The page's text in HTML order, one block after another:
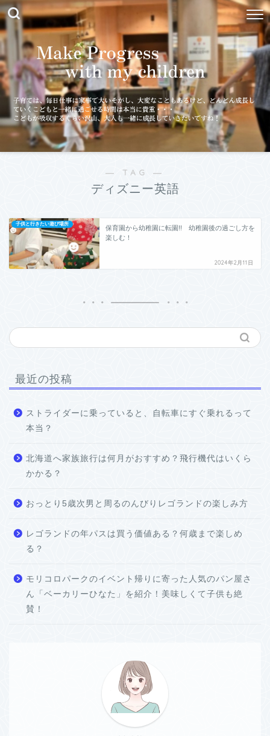
― TAG ―
ディズニー英語
子供と行きたい遊び場所
保育園から幼稚園に転園!! 幼稚園後の過ごし方を
楽しむ！
2024年2月11日
最近の投稿
ストライダーに乗っていると、自転車にすぐ乗れるって
本当？
北海道へ家族旅行は何月がおすすめ？飛行機代はいくら
かかる？
おっとり5歳次男と周るのんびりレゴランドの楽しみ方
レゴランドの年パスは買う価値ある？何歳まで楽しめ
る？
モリコロパークのイベント帰りに寄った人気のパン屋さ
ん「ベーカリーひなた」を紹介！美味しくて子供も絶
賛！